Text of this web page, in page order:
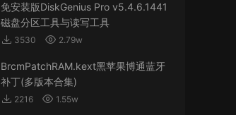
免安装版DiskGenius Pro v5.4.6.1441
磁盘分区工具与读写工具
3530 2.79w
BrcmPatchRAM.kext黑苹果博通蓝牙
补丁(多版本合集)
2216 1.55w